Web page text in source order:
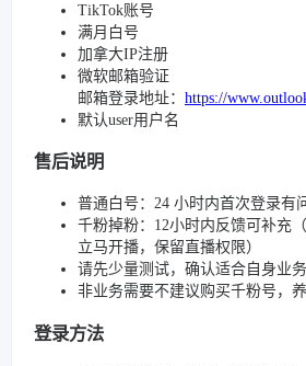
TikTok账号
满月白号
加拿大IP注册
微软邮箱验证
邮箱登录地址： https://
默认user用户名
售后说明
普通白号：24 小时内首次登录有
千粉掉粉：12小时内反馈可补充
立马开播，保留直播权限）
请先少量测试，确认适合自身业
非业务需要不建议购买千粉号，
登录方法